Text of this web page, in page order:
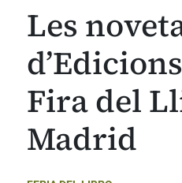
Les
Fira del
Madrid